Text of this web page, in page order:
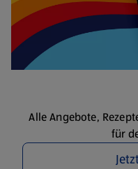
Alle Angebote,
für